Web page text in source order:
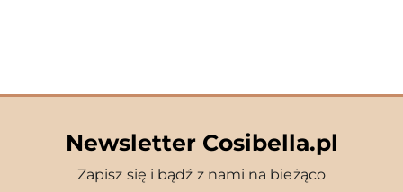
Newsletter Cosibella.pl
Zapisz się i bądź z nami na bieżąco